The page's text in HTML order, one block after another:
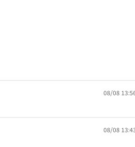
08/08
08/08